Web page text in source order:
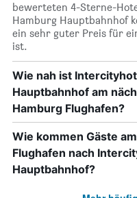
bewerteten 4-Sterne-
Hamburg Hauptbahnhof
ein sehr guter Preis für
ist.
Wie nah ist
Hauptbahnhof am
Hamburg Flughafen?
Wie kommen Gäste
Flughafen nach
Hauptbahnhof?